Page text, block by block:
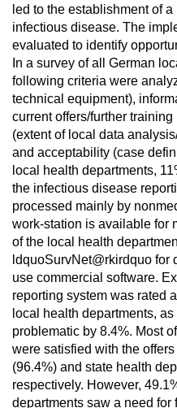
led to the establishment of
infectious disease. The
evaluated to identify
In a survey of all German
following criteria were
technical equipment),
current offers/further
(extent of local data
and acceptability (case
local health departments,
the infectious disease
processed mainly by
work-station is available for
of the local health
ldquoSurvNet@rkirdquo for
use commercial software.
reporting system was rated
local health departments,
problematic by 8.4%. Most
were satisfied with the
(96.4%) and state health
respectively. However,
departments saw a need